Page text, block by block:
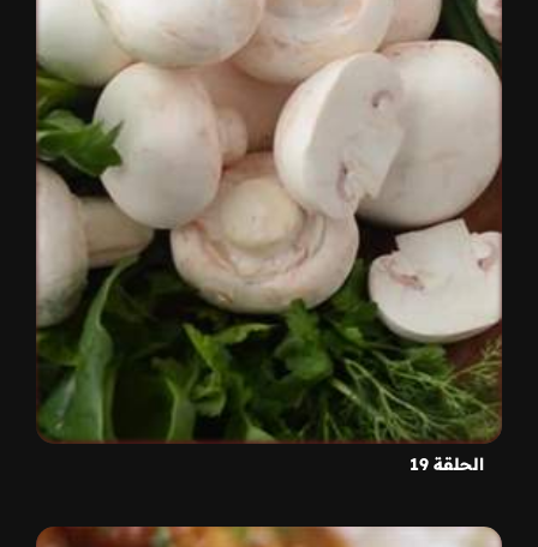
الحلقة 19